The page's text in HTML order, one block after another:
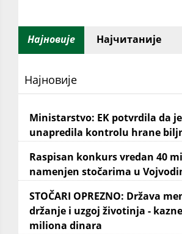
Најновије Најчитаније
Најновије
Ministarstvo: EK potvrdila da
unapredila kontrolu hrane
Raspisan konkurs vredan 40
namenjen stočarima u
STOČARI OPREZNO: Država
držanje i uzgoj životinja -
miliona dinara